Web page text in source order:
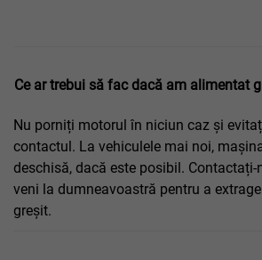
Ce ar trebui să fac dacă am alimentat
Nu porniți motorul în niciun caz și
contactul. La vehiculele mai noi,
deschisă, dacă este posibil.
veni la dumneavoastră pentru a
greșit.